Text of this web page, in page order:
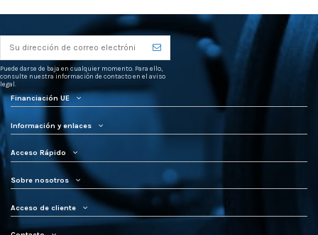
Puede darse de baja en cualquier momento. Para ello,
consulte nuestra información de contacto en el aviso
legal.
Financiación UE
Información y enlaces
Acceso Rápido
Sobre nosotros
Acceso de cliente